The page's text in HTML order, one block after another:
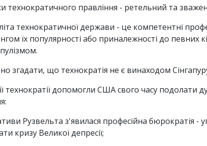
технократичного правління - ретельний та
технократичної держави - це компетентні
їх популярності або приналежності до певних
згадати, що технократія не є винаходом
технократії допомогли США свого часу подолати
Рузвельта з'явилася професійна бюрократія
кризу Великої депресії;